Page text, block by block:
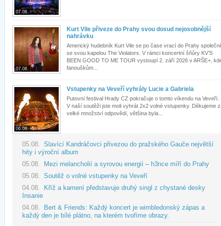
07.08.
07.08.
Kurt Vile přiveze do Prahy svou dosud nejosobnější
nahrávku
Americký hudebník Kurt Vile se po čase vrací do Prahy
se svou kapelou The Violators. V rámci koncertní šňůry KV’S
BEEN GOOD TO ME TOUR vystoupí 2. září 2026 v ARŠE+,
fanouškům...
06.08.
Vstupenky na Veveří vyhrály Lucie a Gabriela
Putovní festival Hrady CZ pokračuje o tomto víkendu na Veveří.
V naší soutěži jste moli vyhrát 2x2 volné vstupenky. Děkujeme
velké množství odpovědí, většina byla...
05.08. Slavící Kandráčovci přivezou do pražského Gauče největší
hity i výroční album
05.08. Mezi melancholií a syrovou energií – h3nce míří do Prahy
05.08. Soutěž o volné vstupenky na Veveří
04.08. Kříž a kamení představuje druhý singl z chystané desky
Insanie
04.08. Bert & Friends: Každý koncert je wimbledonský zápas a
každý den je bílé plátno, na kterém tvoříme obrazy.